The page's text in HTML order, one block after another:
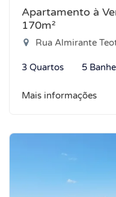
Apartamento à
170m²
Rua Almirante
3 Quartos 5
Mais informações